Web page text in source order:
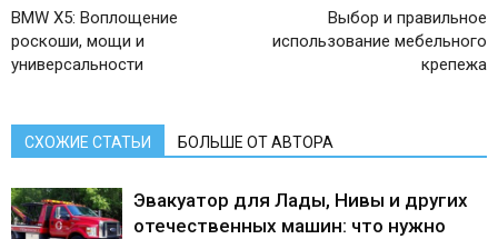
BMW X5: Воплощение
роскоши, мощи и
универсальности
Выбор и правильное
использование мебельного
крепежа
СХОЖИЕ СТАТЬИ БОЛЬШЕ ОТ АВТОРА
Эвакуатор для Лады, Нивы и других
отечественных машин: что нужно